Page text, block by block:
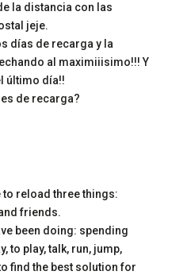
la distancia con las
jeje.
días de recarga y la
al maximiiisimo!!! Y
último día!!
de recarga?
to reload three things:
friends.
been doing: spending
to play, talk, run, jump,
find the best solution for